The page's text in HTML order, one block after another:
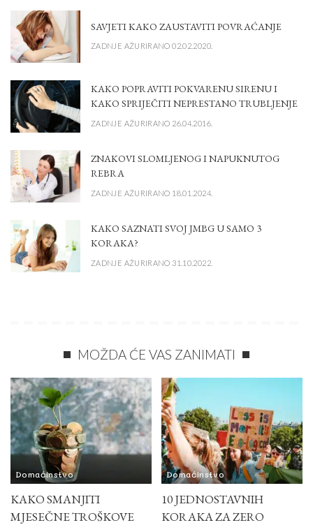
SAVJETI KAKO ZAUSTAVITI POVRAĆANJE
ZADNJE AŽURIRANO 02.02.2020.
KAKO POPRAVITI POKVARENU SIRENU I
KAKO SPRIJEČITI NEPRESTANO TRUBLJENJE
ZADNJE AŽURIRANO 26.04.2016.
ZNAKOVI SLOMLJENOG I NAPUKNUTOG
REBRA
ZADNJE AŽURIRANO 18.01.2024.
KAKO SAZNATI SVOJ JMBG U SAMO 3
KORAKA?
ZADNJE AŽURIRANO 31.10.2022.
MOŽDA ĆE VAS ZANIMATI
Domaćinstvo
KAKO SMANJITI
MJESEČNE TROŠKOVE
Domaćinstvo
10 JEDNOSTAVNIH
KORAKA ZA ZERO